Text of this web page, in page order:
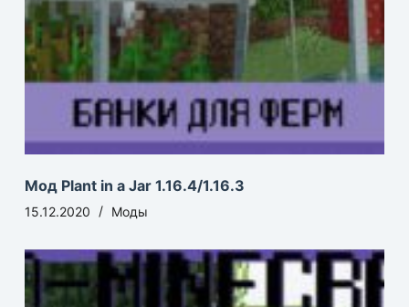
Мод Plant in a Jar 1.16.4/1.16.3
15.12.2020 Моды